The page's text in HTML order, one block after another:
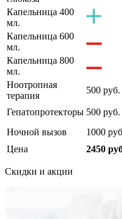
Капельница 400
мл.
Капельница 600
мл.
Капельница 800
мл.
Ноотропная
терапия
500 руб.
Гепатопротекторы 500 руб.
Ночной вызов
1000
Цена
2450
Скидки и акции